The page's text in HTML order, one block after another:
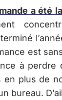
a
est
à
en plus de
bureau.